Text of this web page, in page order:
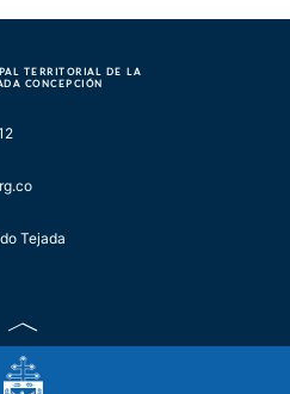
TERRITORIAL DE LA
CONCEPCIÓN
Tejada